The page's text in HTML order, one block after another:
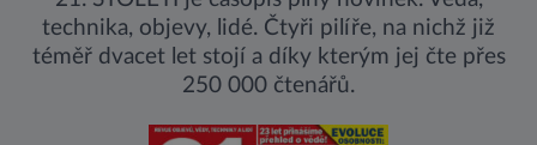
technika, objevy, lidé. Čtyři pilíře, na nichž již
téměř dvacet let stojí a díky kterým jej čte přes
250 000 čtenářů.